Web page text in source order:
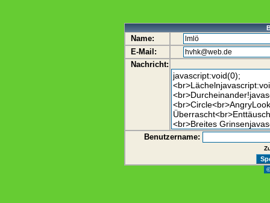
Name:
E-Mail:
Nachricht:
Benutzername: